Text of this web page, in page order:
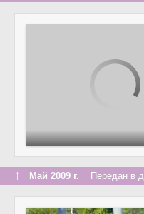
↑ Май 2009 г. Передан в